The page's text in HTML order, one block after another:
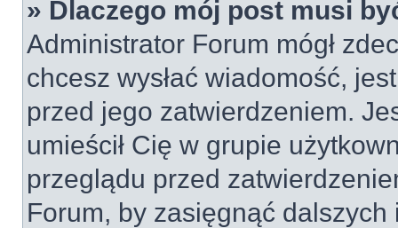
» Dlaczego mój post musi
Administrator Forum mógł
chcesz wysłać wiadomość,
przed jego zatwierdzeniem.
umieścił Cię w grupie
przeglądu przed
Forum, by zasięgnąć dalszych